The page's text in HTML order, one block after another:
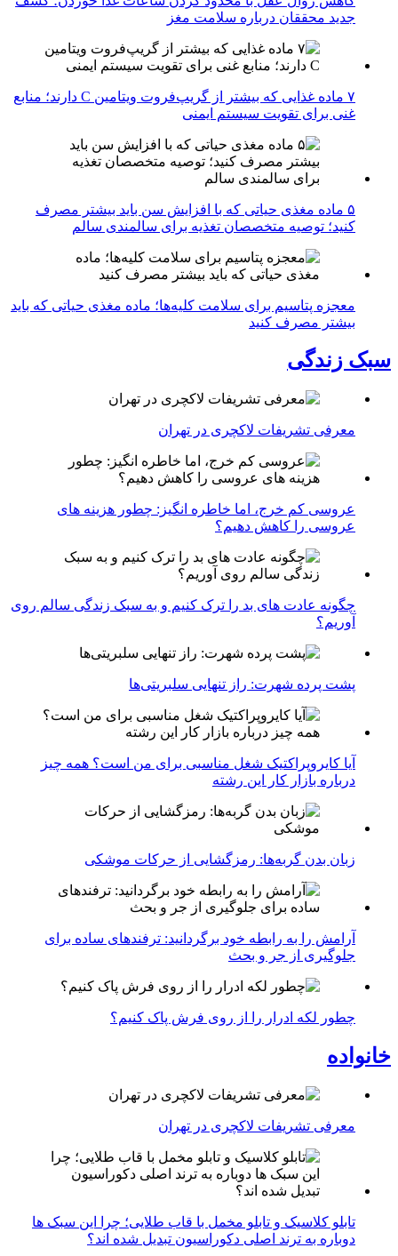
جدید محققان درباره سلامت مغز
۷ ماده غذایی که بیشتر از گریپ‌فروت ویتامین C دارند؛ منابع
غنی برای تقویت سیستم ایمنی
۵ ماده مغذی حیاتی که با افزایش سن باید بیشتر مصرف
کنید؛ توصیه متخصصان تغذیه برای سالمندی سالم
معجزه پتاسیم برای سلامت کلیه‌ها؛ ماده مغذی حیاتی که باید
بیشتر مصرف کنید
سبک زندگی
معرفی تشریفات لاکچری در تهران
عروسی کم خرج، اما خاطره انگیز: چطور هزینه های
عروسی را کاهش دهیم؟
چگونه عادت‌ های بد را ترک کنیم و به سبک زندگی سالم روی
آوریم؟
پشت پرده شهرت: راز تنهایی سلبریتی‌ها
آیا کایروپراکتیک شغل مناسبی برای من است؟ همه چیز
درباره بازار کار این رشته
زبان بدن گربه‌ها: رمزگشایی از حرکات موشکی
آرامش را به رابطه خود برگردانید: ترفندهای ساده برای
جلوگیری از جر و بحث
چطور لکه ادرار را از روی فرش پاک کنیم؟
خانواده
معرفی تشریفات لاکچری در تهران
تابلو کلاسیک و تابلو مخمل با قاب طلایی؛ چرا این سبک ها
دوباره به ترند اصلی دکوراسیون تبدیل شده اند؟